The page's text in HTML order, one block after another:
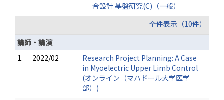
合設計 基盤研究(C)（一般）
全件表示（10件）
講師・講演
1.
2022/02
Research Project Planning: A Case
in Myoelectric Upper Limb Control
(オンライン（マハドール大学医学
部）)